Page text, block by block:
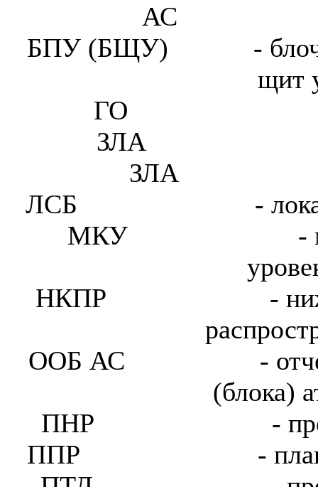
АС
БПУ (БЩУ)
-
щит
ГО
ЗЛА
ЗЛА
ЛСБ
-
МКУ
-
НКПР
-
ООБ АС
-
(блока)
ПНР
-
ППР
-